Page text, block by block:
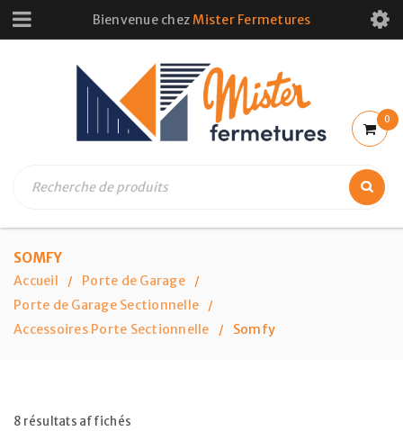
Bienvenue chezMister Fermetures
0
SOMFY
Accueil / Porte de Garage /
Porte de Garage Sectionnelle /
Accessoires Porte Sectionnelle / Somfy
8 résultats affichés